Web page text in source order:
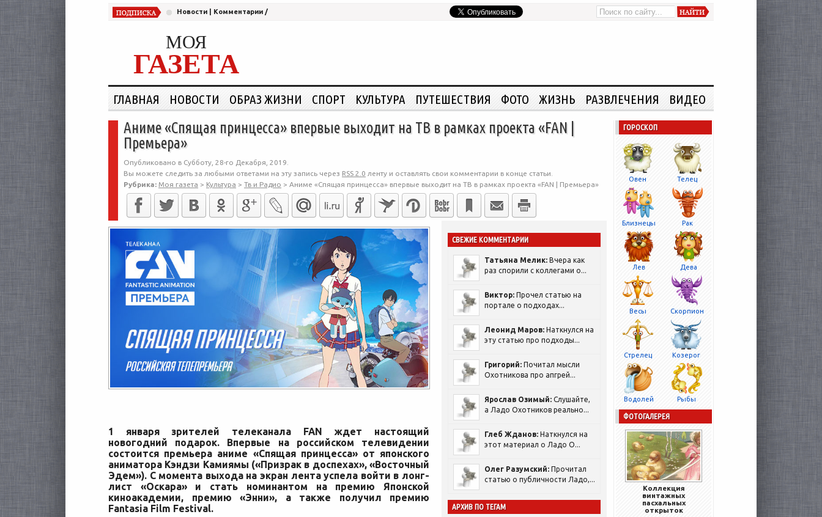
Новости Комментарии /
МОЯ
ГАЗЕТА
ГЛАВНАЯ НОВОСТИ ОБРАЗ ЖИЗНИ СПОРТ КУЛЬТУРА ПУТЕШЕСТВИЯ ФОТО ЖИЗНЬ РАЗВЛЕЧЕНИЯ ВИДЕО
Аниме «Спящая принцесса» впервые выходит на ТВ в рамках проекта «FAN |
Премьера»
Опубликовано в Субботу, 28-го Декабря, 2019.
Вы можете следить за любыми ответами на эту запись через RSS 2.0 ленту и оставлять свои комментарии в конце статьи.
Рубрика: Моя газета > Культура > Тв и Радио > Аниме «Спящая принцесса» впервые выходит на ТВ в рамках проекта «FAN | Премьера»
1 января зрителей телеканала FAN ждет настоящий
новогодний подарок. Впервые на российском телевидении
состоится премьера аниме «Спящая принцесса» от японского
аниматора Кэндзи Камиямы («Призрак в доспехах», «Восточный
Эдем»). С момента выхода на экран лента успела войти в лонг-
лист «Оскара» и стать номинантом на премию Японской
киноакадемии, премию «Энни», а также получил премию
Fantasia Film Festival.
СВЕЖИЕ КОММЕНТАРИИ
Татьяна Мелик: Вчера как
раз спорили с коллегами о...
Виктор: Прочел статью на
портале о подходах...
Леонид Маров: Наткнулся на
эту статью про подходы...
Григорий: Почитал мысли
Охотникова про апгрей...
Ярослав Озимый: Слушайте,
а Ладо Охотников реально...
Глеб Жданов: Наткнулся на
этот материал о Ладо О...
Олег Разумский: Прочитал
статью о публичности Ладо,...
АРХИВ ПО ТЕГАМ
ГОРОСКОП
Овен Телец
Близнецы Рак
Лев Дева
Весы Скорпион
Стрелец Козерог
Водолей Рыбы
ФОТОГАЛЕРЕЯ
Коллекция
винтажных
пасхальных
открыток